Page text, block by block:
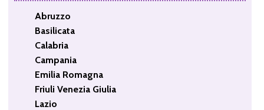
Abruzzo
Basilicata
Calabria
Campania
Emilia Romagna
Friuli Venezia Giulia
Lazio